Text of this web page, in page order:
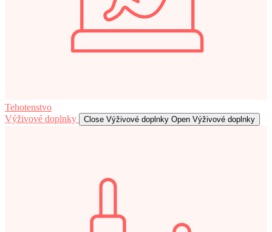
Tehotenstvo
Výživové doplnky
Close Výživové doplnky Open Výživové doplnky